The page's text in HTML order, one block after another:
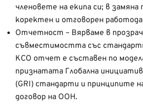
членовете на екипа си; в
коректен и отговорен
Отчетност – Вярваме в
съвместимостта със
КСО отчет е съставен по
признатата Глобална
(GRI) стандарти и принципите
договор на ООН.